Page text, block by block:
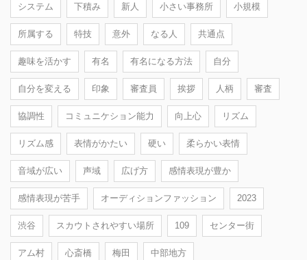
システム 下積み 新人 小さい事務所 小規模
所属する 特技 意外 なる人 共通点
趣味を活かす 有名 有名になる方法 自分
自分を変える 印象 審査員 挨拶 人柄 審査
協調性 コミュニケション能力 向上心 リズム
リズム感 表情がかたい 硬い 柔らかい表情
音域が広い 声域 広げ方 感情表現が豊か
感情表現が苦手 オーディションファッション 2023
渋谷 スカウトされやすい場所 109 センター街
アム村 心斎橋 梅田 中部地方